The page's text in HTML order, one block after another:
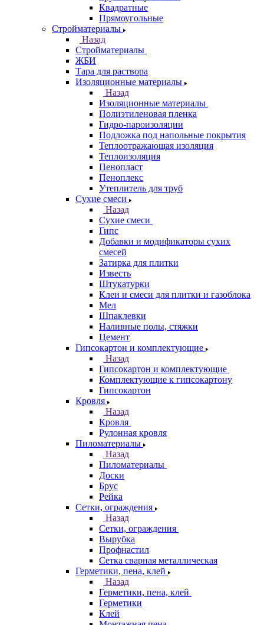
Квадратные
Прямоугольные
Стройматериалы
Назад
Стройматериалы
ЖБИ
Тара для раствора
Изоляционные материалы
Назад
Изоляционные материалы
Полиэтиленовая пленка
Гидро-пароизоляции
Подложка под напольные покрытия
Теплоотражающая изоляция
Теплоизоляция
Пенопласт
Пеноплекс
Утеплитель для труб
Сухие смеси
Назад
Сухие смеси
Гипс
Добавки и модификаторы сухих
смесей
Затирка для плитки
Известь
Штукатурки
Клеи и смеси для плитки и газоблока
Мел
Шпаклевки
Наливные полы, стяжки
Цемент
Гипсокартон и комплектующие
Назад
Гипсокартон и комплектующие
Комплектующие к гипсокартону
Гипсокартон
Кровля
Назад
Кровля
Рулонная кровля
Пиломатериалы
Назад
Пиломатериалы
Доски
Брус
Рейка
Сетки, ограждения
Назад
Сетки, ограждения
Вырубка
Профнастил
Сетка сварная металлическая
Герметики, пена, клей
Назад
Герметики, пена, клей
Герметики
Клей